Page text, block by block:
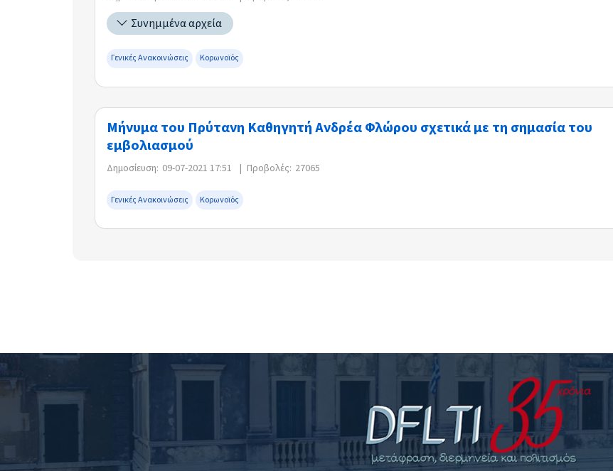
Συνημμένα αρχεία
Γενικές Ανακοινώσεις Κορωνοϊός
Μήνυμα του Πρύτανη Καθηγητή Ανδρέα Φλώρου σχετικά με τη σημασία του
εμβολιασμού
Δημοσίευση: 09-07-2021 17:51 | Προβολές: 27065
Γενικές Ανακοινώσεις Κορωνοϊός